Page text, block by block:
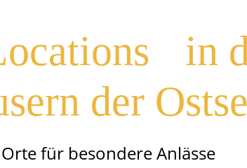
in
der
für besondere Anlässe